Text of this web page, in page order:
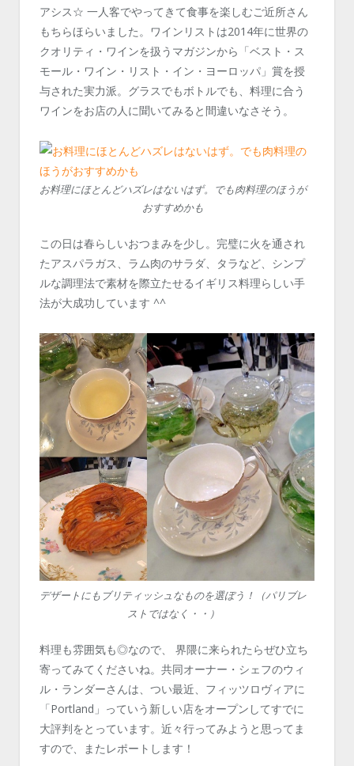
アシス☆ 一人客でやってきて食事を楽しむご近所さん
もちらほらいました。ワインリストは2014年に世界の
クオリティ・ワインを扱うマガジンから「ベスト・ス
モール・ワイン・リスト・イン・ヨーロッパ」賞を授
与された実力派。グラスでもボトルでも、料理に合う
ワインをお店の人に聞いてみると間違いなさそう。
お料理にほとんどハズレはないはず。でも肉料理のほうが
おすすめかも
この日は春らしいおつまみを少し。完璧に火を通され
たアスパラガス、ラム肉のサラダ、タラなど、シンプ
ルな調理法で素材を際立たせるイギリス料理らしい手
法が大成功しています ^^
デザートにもブリティッシュなものを選ぼう！（パリブレ
ストではなく・・）
料理も雰囲気も◎なので、 界隈に来られたらぜひ立ち
寄ってみてくださいね。共同オーナー・シェフのウィ
ル・ランダーさんは、つい最近、フィッツロヴィアに
「Portland」っていう新しい店をオープンしてすでに
大評判をとっています。近々行ってみようと思ってま
すので、またレポートします！